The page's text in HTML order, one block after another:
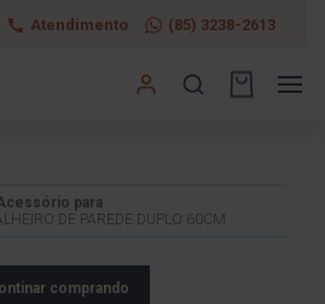
Atendimento (85) 3238-2613
para
DE PAREDE DUPLO 60CM
comprando